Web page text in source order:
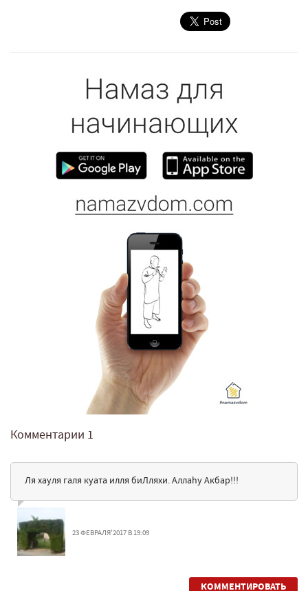
Комментарии 1
Ля хауля галя куата илля биЛляхи. Аллаhу Акбар!!!
23 ФЕВРАЛЯ'2017 В 19:09
КОММЕНТИРОВАТЬ